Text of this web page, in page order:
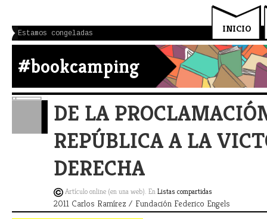
INICIO
Estamos congeladas
#bookcamping
DE LA
REPÚBLICA A LA
DERECHA
Artículo online (en una web). EnListas compartidas
2011 Carlos Ramírez / Fundación Federico Engels